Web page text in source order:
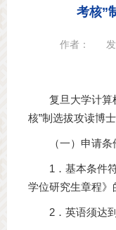
考核”
作者：
复旦大学计算
核”制选拔攻读博
（一）申请条
1．基本条件
学位研究生章程》
2．英语须达